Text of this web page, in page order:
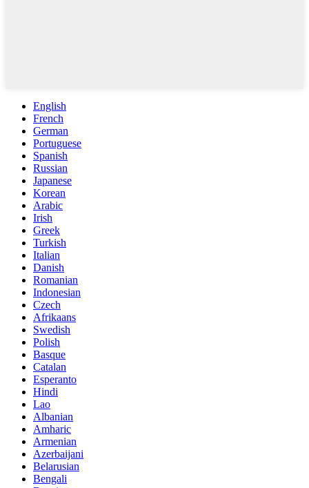
German
Portuguese
Spanish
Russian
Japanese
Korean
Arabic
Irish
Greek
Turkish
Italian
Danish
Romanian
Indonesian
Czech
Afrikaans
Swedish
Polish
Basque
Catalan
Esperanto
Hindi
Lao
Albanian
Amharic
Armenian
Azerbaijani
Belarusian
Bengali
Bosnian
Bulgarian